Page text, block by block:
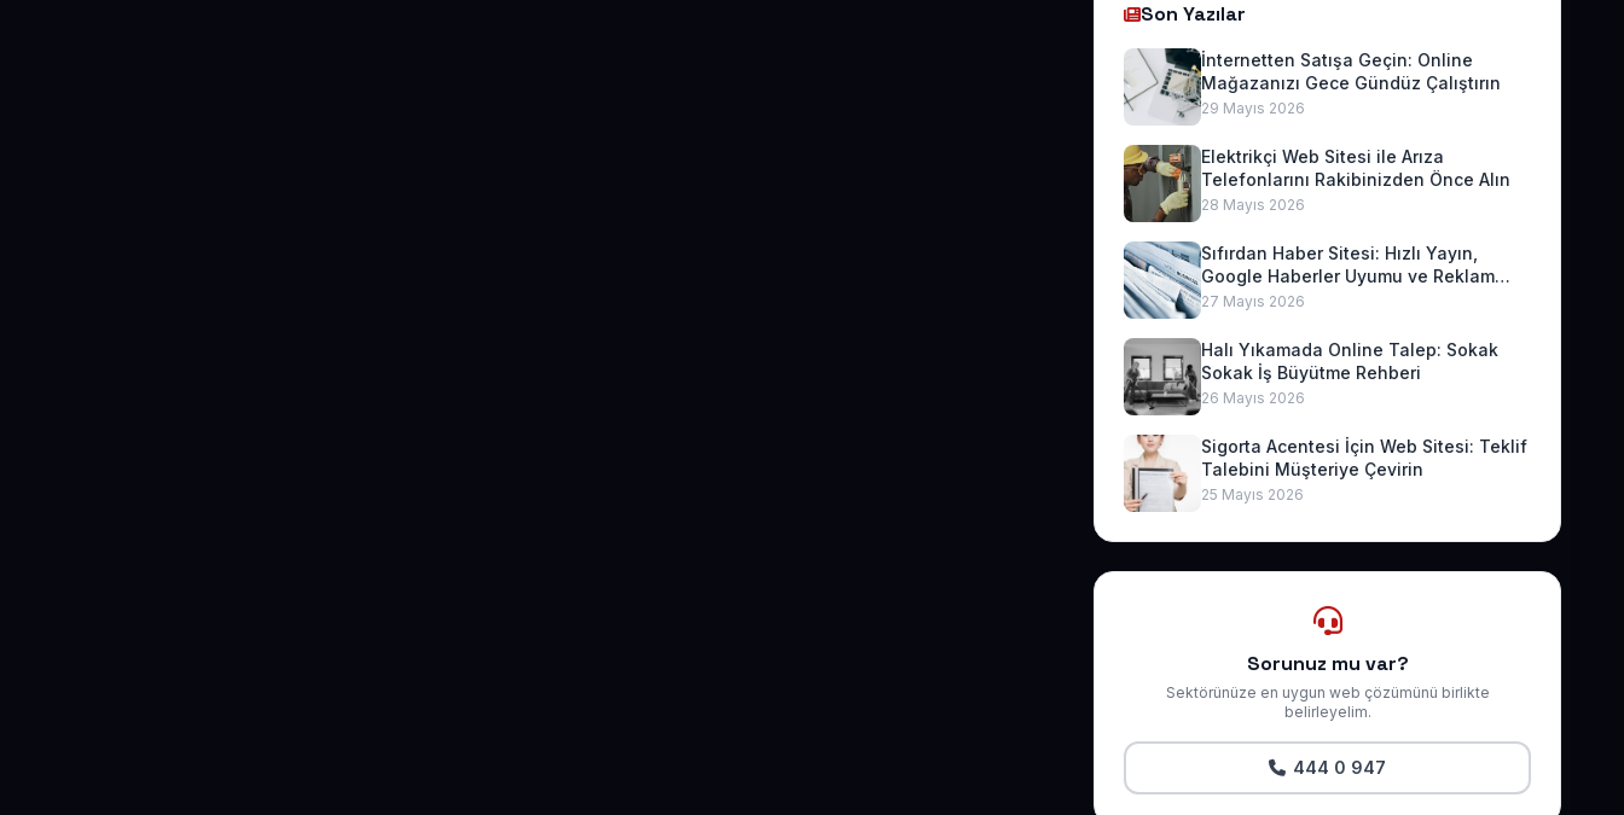
Son Yazılar
İnternetten Satışa Geçin: Online
Mağazanızı Gece Gündüz Çalıştırın
29 Mayıs 2026
Elektrikçi Web Sitesi ile Arıza
Telefonlarını Rakibinizden Önce Alın
28 Mayıs 2026
Sıfırdan Haber Sitesi: Hızlı Yayın,
Google Haberler Uyumu ve Reklam
Geliri
27 Mayıs 2026
Halı Yıkamada Online Talep: Sokak
Sokak İş Büyütme Rehberi
26 Mayıs 2026
Sigorta Acentesi İçin Web Sitesi: Teklif
Talebini Müşteriye Çevirin
25 Mayıs 2026
Sorunuz mu var?
Sektörünüze en uygun web çözümünü birlikte
belirleyelim.
444 0 947